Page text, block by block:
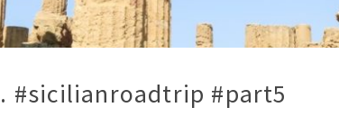
#sicilianroadtrip #part5